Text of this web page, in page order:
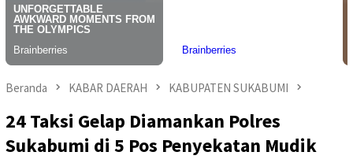
Beranda KABAR DAERAH KABUPATEN SUKABUMI
24 Taksi Gelap Diamankan Polres
Sukabumi di 5 Pos Penyekatan Mudik